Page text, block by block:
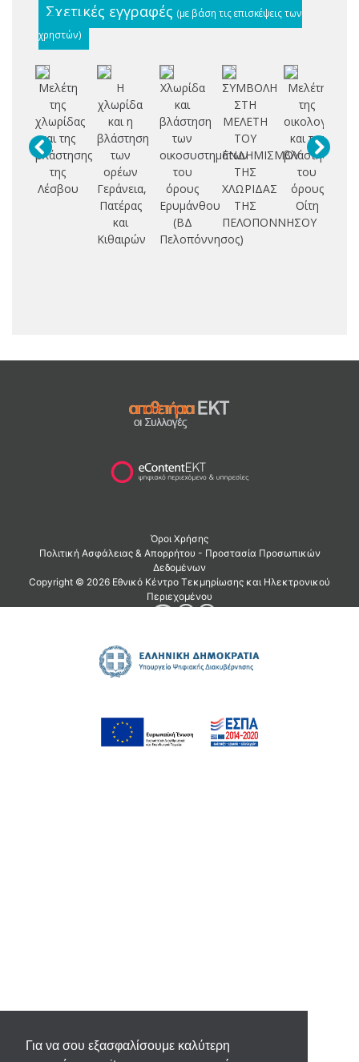
Για να σου εξασφαλίσουμε καλύτερη
Σχετικές εγγραφές (με βάση τις επισκέψεις των
χρηστών)
Μελέτη
της
χλωρίδας
και της
βλάστησης
της
Λέσβου
Η
χλωρίδα
και η
βλάστηση
των
ορέων
Γεράνεια,
Πατέρας
και
Κιθαιρών
Χλωρίδα
και
βλάστηση
των
οικοσυστημάτων
του
όρους
Ερυμάνθου
(ΒΔ
Πελοπόννησος)
ΣΥΜΒΟΛΗ
ΣΤΗ
ΜΕΛΕΤΗ
ΤΟΥ
ΕΝΔΗΜΙΣΜΟΥ
ΤΗΣ
ΧΛΩΡΙΔΑΣ
ΤΗΣ
ΠΕΛΟΠΟΝΝΗΣΟΥ
Μελέτη
της
οικολογίας
και της
βλάστησης
του
όρους
Οίτη